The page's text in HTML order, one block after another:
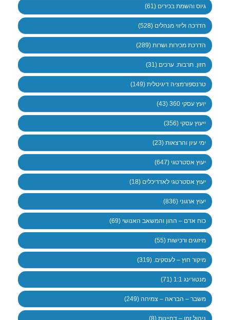
גיוס והשמת בכירים (61)
הדרכה וליווי מנהלים (528)
הדרכת מכירות ושרות (289)
חזון. תרבות. ערכים (31)
טרנספורמציה דיגיטלית (149)
יועץ עסקי 360 (43)
ייעוץ עסקי (356)
ימי עיון והרצאות (23)
יעוץ אסטרטגי (647)
יעוץ אסטרטגי לאדריכלים (18)
יעוץ ארגוני (836)
כוח אדם – ההון והמשאב האנושי (69)
מיזוגים ורכישות (55)
מיקור חוץ – לעסקים. (319)
מנטורינג 1:1 (71)
משבר – הבראה – צמיחה (249)
ניהול זמן – דחיינות (8)